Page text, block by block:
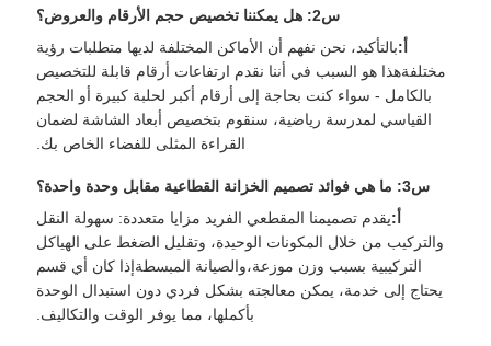
س2: هل يمكننا تخصيص حجم الأرقام والعروض؟
أ:بالتأكيد، نحن نفهم أن الأماكن المختلفة لديها متطلبات رؤية
مختلفةهذا هو السبب في أننا نقدم ارتفاعات أرقام قابلة للتخصيص
بالكامل - سواء كنت بحاجة إلى أرقام أكبر لحلبة كبيرة أو الحجم
القياسي لمدرسة رياضية، سنقوم بتخصيص أبعاد الشاشة لضمان
القراءة المثلى للفضاء الخاص بك.
س3: ما هي فوائد تصميم الخزانة القطاعية مقابل وحدة واحدة؟
أ:يقدم تصميمنا المقطعي الفريد مزايا متعددة: سهولة النقل
والتركيب من خلال المكونات الوحيدة، وتقليل الضغط على الهياكل
التركيبية بسبب وزن موزعة،والصيانة المبسطةإذا كان أي قسم
يحتاج إلى خدمة، يمكن معالجته بشكل فردي دون استبدال الوحدة
بأكملها، مما يوفر الوقت والتكاليف.